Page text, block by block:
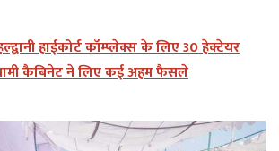
हाईकोर्ट कॉम्प्लेक्स के लिए 30 हेक्टेयर
कैबिनेट ने लिए कई अहम फैसले